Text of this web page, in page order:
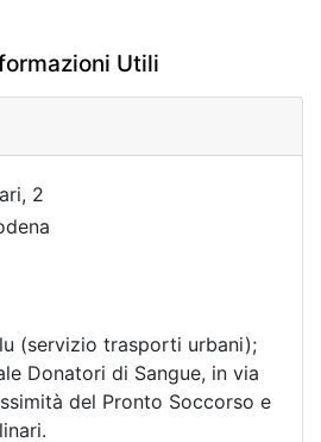
Utili
2
(servizio trasporti urbani);
Donatori di Sangue, in via
del Pronto Soccorso e